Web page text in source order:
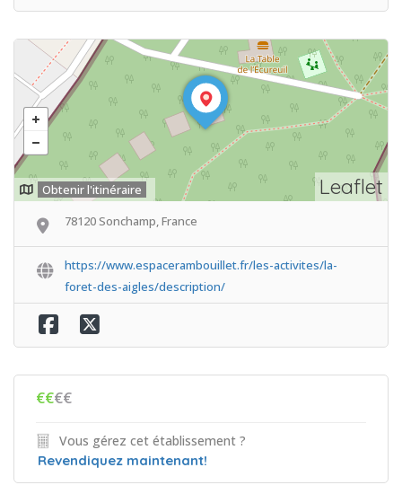
Leaflet
Obtenir l'itinéraire
78120 Sonchamp, France
https://www.espacerambouillet.fr/les-activites/la-
foret-des-aigles/description/
€€€€
Vous gérez cet établissement ?
Revendiquez maintenant!